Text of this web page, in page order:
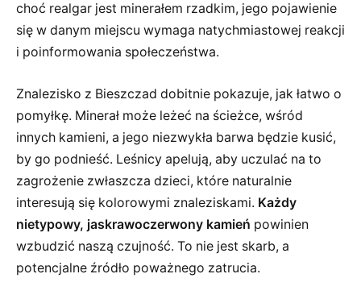
choć realgar jest minerałem rzadkim, jego pojawienie
się w danym miejscu wymaga natychmiastowej reakcji
i poinformowania społeczeństwa.
Znalezisko z Bieszczad dobitnie pokazuje, jak łatwo o
pomyłkę. Minerał może leżeć na ścieżce, wśród
innych kamieni, a jego niezwykła barwa będzie kusić,
by go podnieść. Leśnicy apelują, aby uczulać na to
zagrożenie zwłaszcza dzieci, które naturalnie
interesują się kolorowymi znaleziskami. Każdy
nietypowy, jaskrawoczerwony kamień powinien
wzbudzić naszą czujność. To nie jest skarb, a
potencjalne źródło poważnego zatrucia.